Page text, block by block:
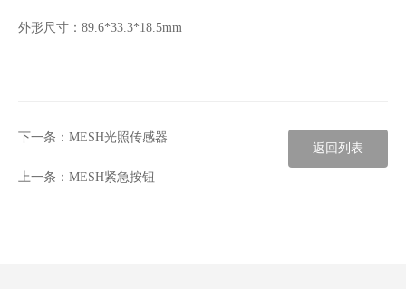
外形尺寸： 89.6*33.3*18.5mm
下一条： MESH光照传感器
上一条： MESH紧急按钮
返回列表